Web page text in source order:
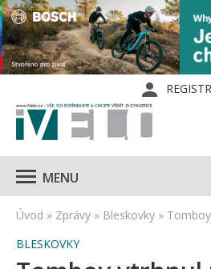
MENU
Úvod » Zprávy » Bleskovky »
BLESKOVKY